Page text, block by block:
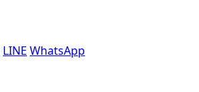
LINE WhatsApp